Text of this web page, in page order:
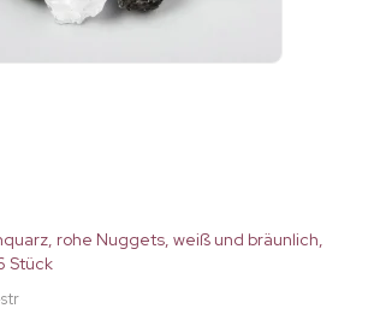
rohe Nuggets, weiß und bräunlich,
Stück